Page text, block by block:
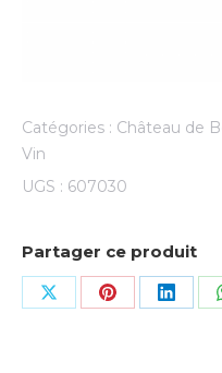
Catégories : Château de
Vin
UGS : 607030
Partager ce produit
Share Share Share